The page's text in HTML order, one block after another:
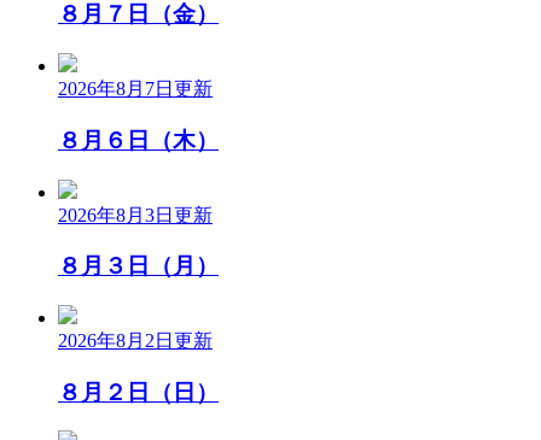
８月７日（金）
2026年8月7日 更新
８月６日（木）
2026年8月3日 更新
８月３日（月）
2026年8月2日 更新
８月２日（日）